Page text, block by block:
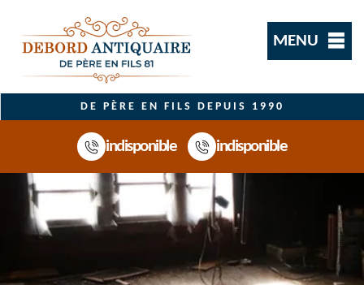
MENU
DE PÈRE EN FILS DEPUIS 1990
indisponible indisponible